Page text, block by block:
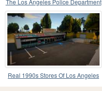
The Los Angeles Police Department
Real 1990s Stores Of Los Angeles